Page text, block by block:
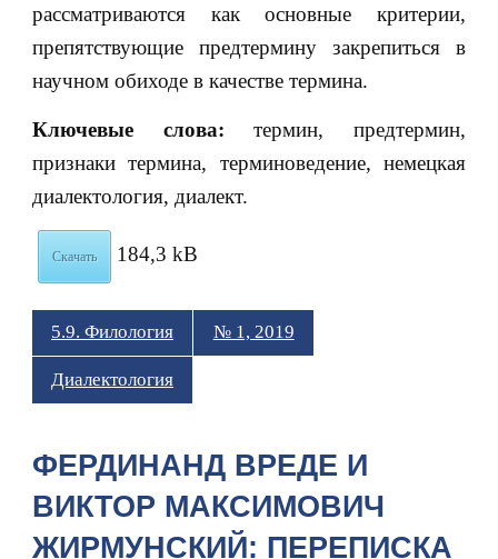
рассматриваются как основные критерии,
препятствующие предтермину закрепиться в
научном обиходе в качестве термина.
Ключевые слова: термин, предтермин,
признаки термина, терминоведение, немецкая
диалектология, диалект.
Скачать 184,3 kB
5.9. Филология № 1, 2019
Диалектология
ФЕРДИНАНД ВРЕДЕ И
ВИКТОР МАКСИМОВИЧ
ЖИРМУНСКИЙ: ПЕРЕПИСКА